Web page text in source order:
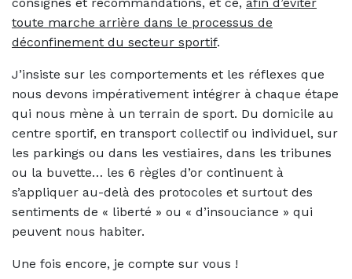
toute marche arrière dans le processus de
déconfinement du secteur sportif.
J’insiste sur les comportements et les réflexes que
nous devons impérativement intégrer à chaque étape
qui nous mène à un terrain de sport. Du domicile au
centre sportif, en transport collectif ou individuel, sur
les parkings ou dans les vestiaires, dans les tribunes
ou la buvette… les 6 règles d’or continuent à
s’appliquer au-delà des protocoles et surtout des
sentiments de « liberté » ou « d’insouciance » qui
peuvent nous habiter.
Une fois encore, je compte sur vous !